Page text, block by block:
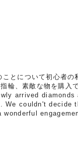
とについて初心者の
輪、素敵な物を購入
arrived diamonds
We couldn't decide